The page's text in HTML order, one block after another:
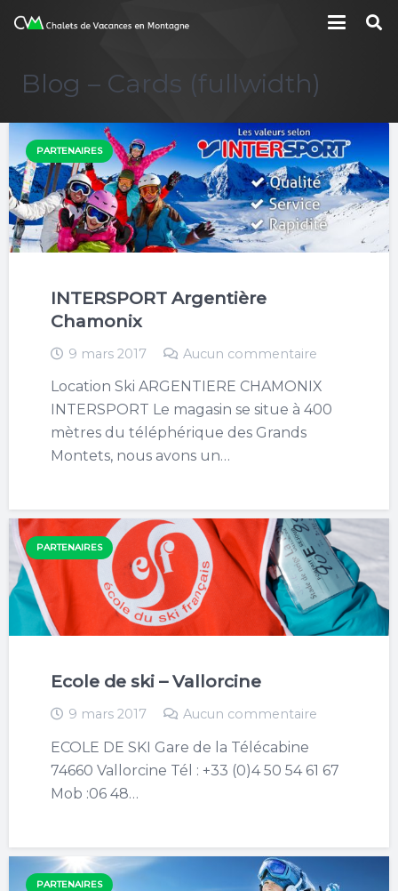
Blog – Cards (fullwidth)
PARTENAIRES
INTERSPORT Argentière
Chamonix
9 mars 2017 Aucun commentaire
Location Ski ARGENTIERE CHAMONIX
INTERSPORT Le magasin se situe à 400
mètres du téléphérique des Grands
Montets, nous avons un…
PARTENAIRES
Ecole de ski – Vallorcine
9 mars 2017 Aucun commentaire
ECOLE DE SKI Gare de la Télécabine
74660 Vallorcine Tél : +33 (0)4 50 54 61 67
Mob :06 48­…
PARTENAIRES